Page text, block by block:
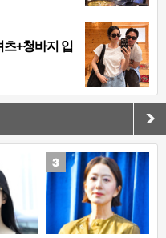
츠+청바지 입